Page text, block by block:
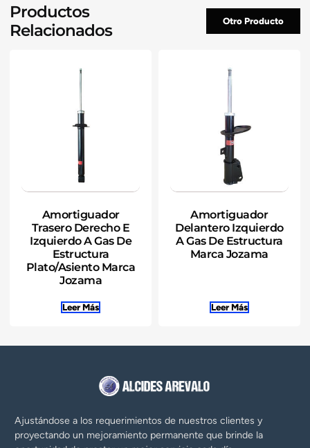
Productos
Relacionados
Otro Producto
Amortiguador
Trasero Derecho E
Izquierdo A Gas De
Estructura
Plato/Asiento Marca
Jozama
Leer Más
Amortiguador
Delantero Izquierdo
A Gas De Estructura
Marca Jozama
Leer Más
Ajustándose a los requerimientos de nuestros clientes y
proyectando un mejoramiento permanente que brinde la